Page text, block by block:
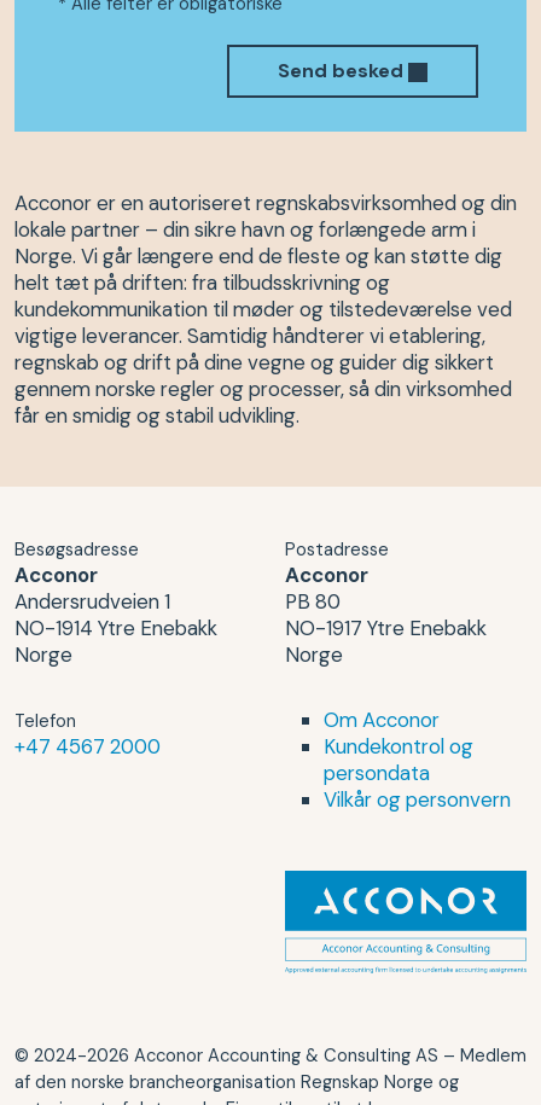
Send besked
Acconor er en autoriseret regnskabsvirksomhed og din
lokale partner – din sikre havn og forlængede arm i
Norge. Vi går længere end de fleste og kan støtte dig
helt tæt på driften: fra tilbudsskrivning og
kundekommunikation til møder og tilstedeværelse ved
vigtige leverancer. Samtidig håndterer vi etablering,
regnskab og drift på dine vegne og guider dig sikkert
gennem norske regler og processer, så din virksomhed
får en smidig og stabil udvikling.
Besøgsadresse
Acconor
Andersrudveien 1
NO-1914 Ytre Enebakk
Norge
Postadresse
Acconor
PB 80
NO-1917 Ytre Enebakk
Norge
Telefon
+47 4567 2000
Om Acconor
Kundekontrol og
persondata
Vilkår og personvern
© 2024-2026 Acconor Accounting & Consulting AS – Medlem
af den norske brancheorganisation Regnskap Norge og